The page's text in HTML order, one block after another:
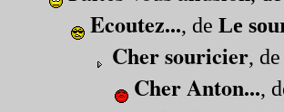
Ecoutez..., de Le
Cher souricier,
Cher Anton...,